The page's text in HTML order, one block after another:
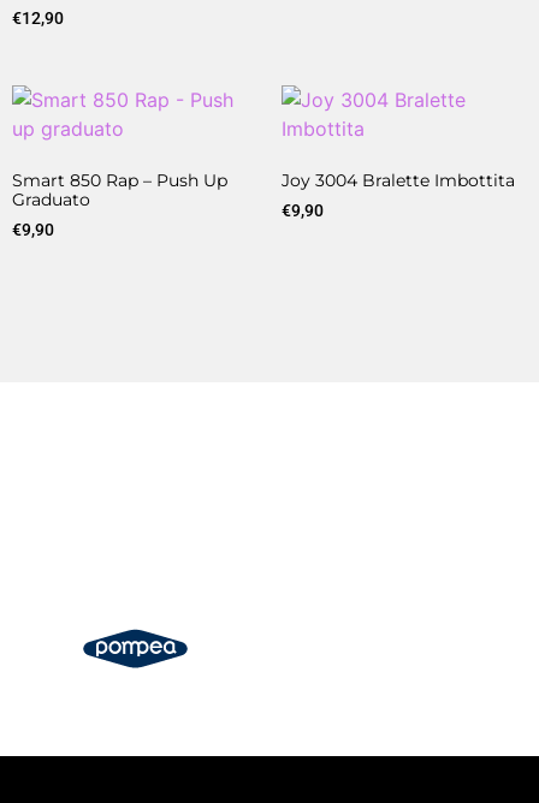
€12,90
Smart 850 Rap – Push Up
Graduato
€9,90
Joy 3004 Bralette Imbottita
€9,90